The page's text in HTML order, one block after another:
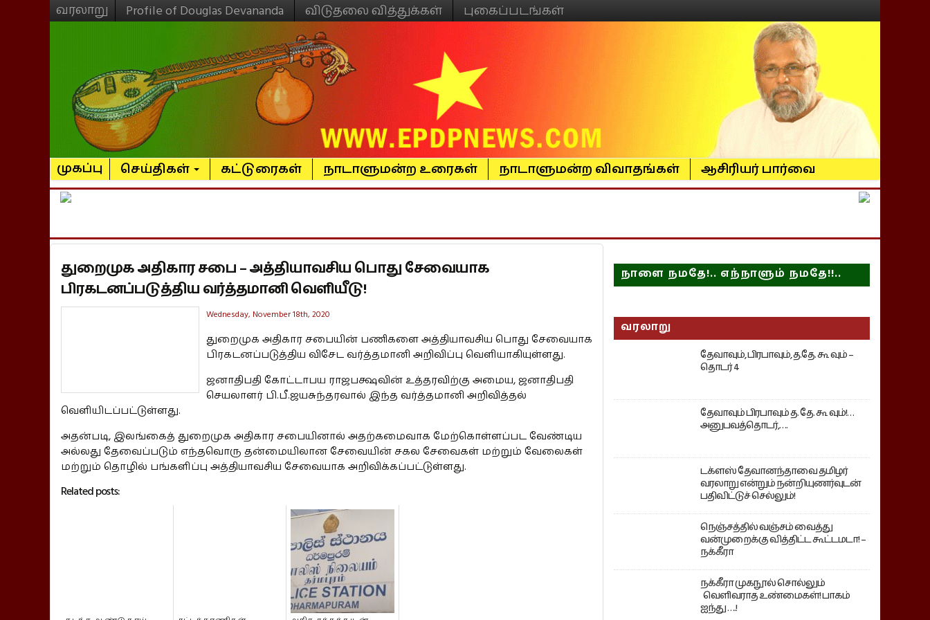
வரலாறு Profile of Douglas Devananda விடுதலை வித்துக்கள் புகைப்படங்கள்
முகப்பு செய்திகள் கட்டுரைகள் நாடாளுமன்ற உரைகள் நாடாளுமன்ற விவாதங்கள் ஆசிரியர் பார்வை
துறைமுக அதிகார சபை – அத்தியாவசிய பொது சேவையாக
பிரகடனப்படுத்திய வர்த்தமானி வெளியீடு!
Wednesday, November 18th, 2020
துறைமுக அதிகார சபையின் பணிகளை அத்தியாவசிய பொது சேவையாக
பிரகடனப்படுத்திய விசேட வர்த்தமானி அறிவிப்பு வெளியாகியுள்ளது.
ஜனாதிபதி கோட்டாபய ராஜபக்ஷவின் உத்தரவிற்கு அமைய, ஜனாதிபதி
செயலாளர் பி.பீ.ஜயசுந்தரவால் இந்த வர்த்தமானி அறிவித்தல்
வெளியிடப்பட்டுள்ளது.
அதன்படி, இலங்கைத் துறைமுக அதிகார சபையினால் அதற்கமைவாக மேற்கொள்ளப்பட வேண்டிய
அல்லது தேவைப்படும் எந்தவொரு தன்மையிலான சேவையின் சகல சேவைகள் மற்றும் வேலைகள்
மற்றும் தொழில் பங்களிப்பு அத்தியாவசிய சேவையாக அறிவிக்கப்பட்டுள்ளது.
Related posts:
நாளை நமதே!.. எந்நாளும் நமதே!!..
வரலாறு
தேவாவும், பிரபாவும், த.தே. கூ வும் –
தொடர் 4
தேவாவும் பிரபாவும் த. தே. கூ வும்!…
அனுபவத்தொடர்,….
டக்ளஸ் தேவானந்தாவை தமிழர்
வரலாறு என்றும் நன்றியுணர்வுடன்
பதிவிட்டுச் செல்லும்!
நெஞ்சத்தில் வஞ்சம் வைத்து
வன்முறைக்கு வித்திட்ட கூட்டமடா! –
நக்கீரா
நக்கீரா முகநூல் சொல்லும்
வெளிவராத உண்மைகள்! பாகம்
ஐந்து ….!